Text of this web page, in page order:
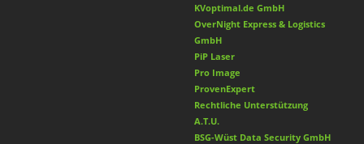
KVoptimal.de GmbH
OverNight Express & Logistics
GmbH
PiP Laser
Pro Image
ProvenExpert
Rechtliche Unterstützung
A.T.U.
BSG-Wüst Data Security GmbH